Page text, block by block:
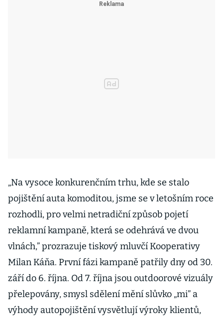
„Na vysoce konkurenčním trhu, kde se stalo
pojištění auta komoditou, jsme se v letošním roce
rozhodli, pro velmi netradiční způsob pojetí
reklamní kampaně, která se odehrává ve dvou
vlnách,” prozrazuje tiskový mluvčí Kooperativy
Milan Káňa. První fázi kampaně patřily dny od 30.
září do 6. října. Od 7. října jsou outdoorové vizuály
přelepovány, smysl sdělení mění slůvko „mi” a
výhody autopojištění vysvětlují výroky klientů,